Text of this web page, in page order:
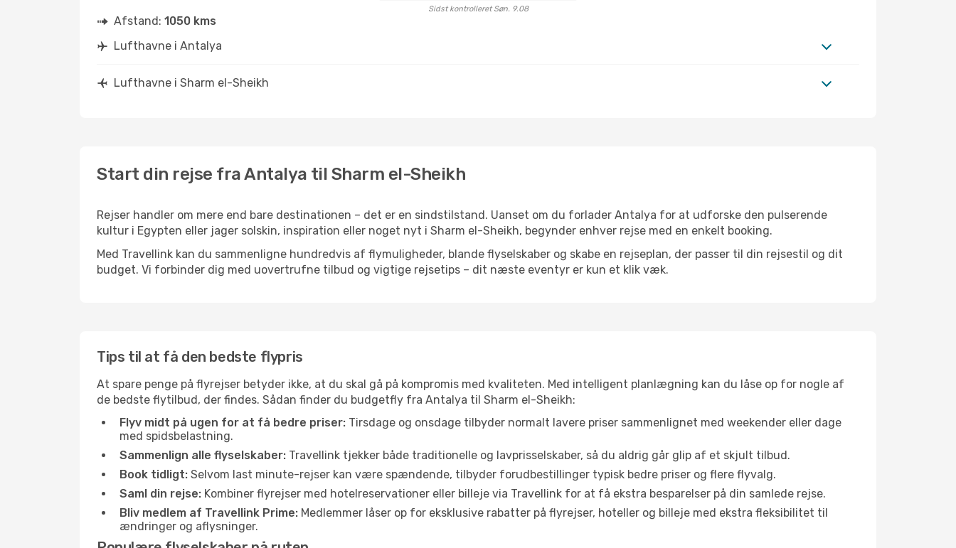
Sidst kontrolleret Søn. 9.08
Afstand: 1050 kms
Lufthavne i Antalya
Lufthavne i Sharm el-Sheikh
Start din rejse fra Antalya til Sharm el-Sheikh
Rejser handler om mere end bare destinationen – det er en sindstilstand. Uanset om du forlader Antalya for at udforske den pulserende
kultur i Egypten eller jager solskin, inspiration eller noget nyt i Sharm el-Sheikh, begynder enhver rejse med en enkelt booking.
Med Travellink kan du sammenligne hundredvis af flymuligheder, blande flyselskaber og skabe en rejseplan, der passer til din rejsestil og dit
budget. Vi forbinder dig med uovertrufne tilbud og vigtige rejsetips – dit næste eventyr er kun et klik væk.
Tips til at få den bedste flypris
At spare penge på flyrejser betyder ikke, at du skal gå på kompromis med kvaliteten. Med intelligent planlægning kan du låse op for nogle af
de bedste flytilbud, der findes. Sådan finder du budgetfly fra Antalya til Sharm el-Sheikh:
Flyv midt på ugen for at få bedre priser: Tirsdage og onsdage tilbyder normalt lavere priser sammenlignet med weekender eller dage
med spidsbelastning.
Sammenlign alle flyselskaber: Travellink tjekker både traditionelle og lavprisselskaber, så du aldrig går glip af et skjult tilbud.
Book tidligt: Selvom last minute-rejser kan være spændende, tilbyder forudbestillinger typisk bedre priser og flere flyvalg.
Saml din rejse: Kombiner flyrejser med hotelreservationer eller billeje via Travellink for at få ekstra besparelser på din samlede rejse.
Bliv medlem af Travellink Prime: Medlemmer låser op for eksklusive rabatter på flyrejser, hoteller og billeje med ekstra fleksibilitet til
ændringer og aflysninger.